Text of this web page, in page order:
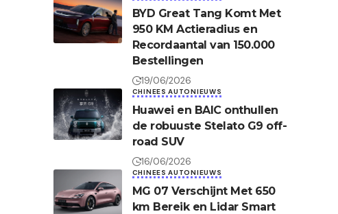
BYD Great Tang Komt Met
950 KM Actieradius en
Recordaantal van 150.000
Bestellingen
19/06/2026
CHINEES AUTONIEUWS
Huawei en BAIC onthullen
de robuuste Stelato G9 off-
road SUV
16/06/2026
CHINEES AUTONIEUWS
MG 07 Verschijnt Met 650
km Bereik en Lidar Smart